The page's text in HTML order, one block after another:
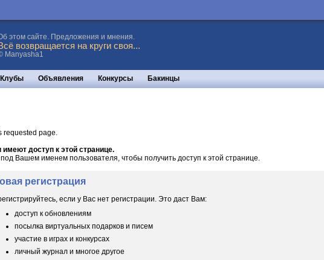
этом сайте. Предложения и мнения.
возвращается на круги своя...
Manyasha1
Клубы Объявления Конкурсы Бакинцы
requested page.
доступ к этой странице.
Вашем именем пользователя, чтобы получить доступ к этой странице.
регистрация
если у Вас нет регистрации. Это даст Вам:
доступ к обновлениям
посылка виртуальных подарков и писем
участие в играх и конкурсах
личный журнал и многое другое